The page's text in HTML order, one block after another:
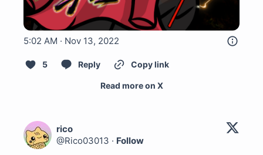
5:02 AM · Nov 13, 2022
5 Reply Copy link
Read more on X
rico
@Rico03013 · Follow